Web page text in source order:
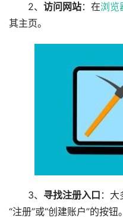
2、 访问网站：在浏览
其主页。
3、 寻找注册入口 ：
“注册”或“创建账户”的按钮。